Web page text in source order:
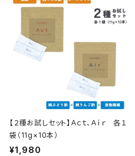
【２種お試しセット】Ａｃｔ、Ａｉｒ 各１
袋（11g×10本）
¥1,980